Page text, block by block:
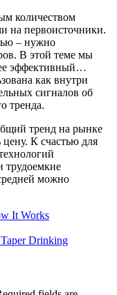
количеством
на первоисточники.
– нужно
В этой теме мы
эффективный…
как внутри
сигналов об
тренда.
тренд на рынке
цену. К счастью для
трудоемкие
можно
It Works
Drinking